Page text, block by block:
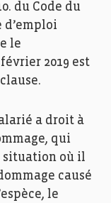
du Code du
le
2019 est
a droit à
qui
situation où il
causé
le